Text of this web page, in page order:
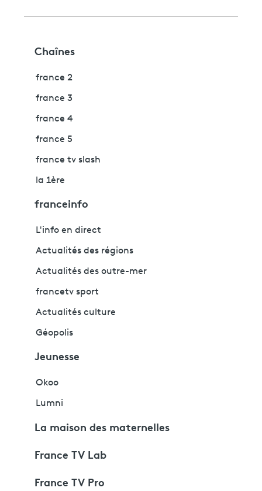
Chaînes
france 2
france 3
france 4
france 5
france tv slash
la 1ère
franceinfo
L'info en direct
Actualités des régions
Actualités des outre-mer
francetv sport
Actualités culture
Géopolis
Jeunesse
Okoo
Lumni
La maison des maternelles
France TV Lab
France TV Pro